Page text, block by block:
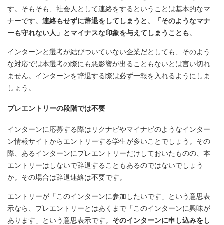
す。そもそも、社会人として連絡をするということは基本的なマ
ナーです。 連絡もせずに辞退をしてしまうと、「そのようなマナ
ーも守れない人」とマイナスな印象を与えてしまうことも。
インターンと選考が結びついていない企業だとしても、そのよう
な対応では本選考の際にも悪影響が出ることもないとは言い切れ
ません。インターンを辞退する際は必ず一報を入れるようにしま
しょう。
プレエントリーの段階では不要
インターンに応募する際はリクナビやマイナビのようなインター
ン情報サイトからエントリーする学生が多いことでしょう。その
際、あるインターンにプレエントリーだけしておいたものの、本
エントリーはしないで辞退することもあるのではないでしょう
か。その場合は辞退連絡は不要です。
エントリーが「このインターンに参加したいです」という意思表
示なら、プレエントリーとはあくまで「このインターンに興味が
あります」という意思表示です。 そのインターンに申し込みをし